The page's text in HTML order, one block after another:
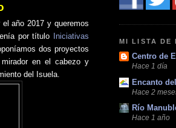
año 2017 y queremos
por título Iniciativas
dos proyectos
en el cabezo y
del Isuela.
MI LISTA DE
Centro de
Hace 1 día
Encanto
Hace 2
Río
Hace 1 año